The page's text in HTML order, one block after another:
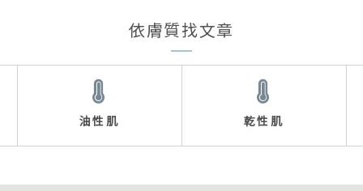
依膚質找文章
油性肌 乾性肌